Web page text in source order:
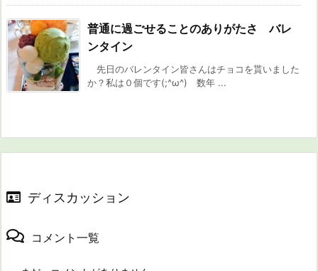
普通に過ごせることのありがたさ バレ
ンタイン
先日のバレンタイン皆さんはチョコを貰いました
か？私は０個です(;^ω^) 数年 ...
ディスカッション
コメント一覧